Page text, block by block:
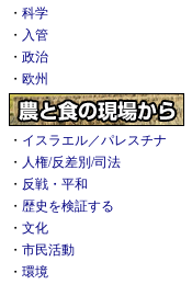
・ 科学
・ 入管
・ 政治
・ 欧州
・ イスラエル／パレスチナ
・ 人権/反差別/司法
・ 反戦・平和
・ 歴史を検証する
・ 文化
・ 市民活動
・ 環境